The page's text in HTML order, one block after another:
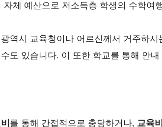
체 예산으로 저소득층 학생의 수학여
역시 교육청이나 어르신께서 거주하시
도 있습니다. 이 또한 학교를 통해 안내
를 통해 간접적으로 충당하거나, 교육